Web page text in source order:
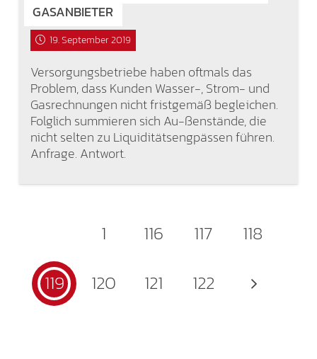
ASANBIETER
19. September 2019
Versorgungsbetriebe haben oftmals das
Problem, dass Kunden Wasser-, Strom- und
Gasrechnungen nicht fristgemäß begleichen.
Folglich summieren sich Au-ßenstände, die
nicht selten zu Liquiditätsengpässen führen.
Anfrage. Antwort.
1 116 117
118
119
120 121 122